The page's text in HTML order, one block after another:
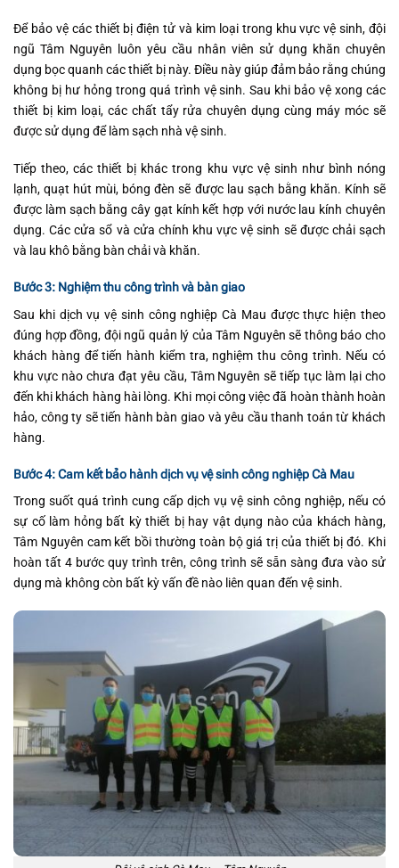
Để bảo vệ các thiết bị điện tử và kim loại trong khu vực vệ sinh, đội
ngũ Tâm Nguyên luôn yêu cầu nhân viên sử dụng khăn chuyên
dụng bọc quanh các thiết bị này. Điều này giúp đảm bảo rằng chúng
không bị hư hỏng trong quá trình vệ sinh. Sau khi bảo vệ xong các
thiết bị kim loại, các chất tẩy rửa chuyên dụng cùng máy móc sẽ
được sử dụng để làm sạch nhà vệ sinh.
Tiếp theo, các thiết bị khác trong khu vực vệ sinh như bình nóng
lạnh, quạt hút mùi, bóng đèn sẽ được lau sạch bằng khăn. Kính sẽ
được làm sạch bằng cây gạt kính kết hợp với nước lau kính chuyên
dụng. Các cửa sổ và cửa chính khu vực vệ sinh sẽ được chải sạch
và lau khô bằng bàn chải và khăn.
Bước 3: Nghiệm thu công trình và bàn giao
Sau khi dịch vụ vệ sinh công nghiệp Cà Mau được thực hiện theo
đúng hợp đồng, đội ngũ quản lý của Tâm Nguyên sẽ thông báo cho
khách hàng để tiến hành kiểm tra, nghiệm thu công trình. Nếu có
khu vực nào chưa đạt yêu cầu, Tâm Nguyên sẽ tiếp tục làm lại cho
đến khi khách hàng hài lòng. Khi mọi công việc đã hoàn thành hoàn
hảo, công ty sẽ tiến hành bàn giao và yêu cầu thanh toán từ khách
hàng.
Bước 4: Cam kết bảo hành dịch vụ vệ sinh công nghiệp Cà Mau
Trong suốt quá trình cung cấp dịch vụ vệ sinh công nghiệp, nếu có
sự cố làm hỏng bất kỳ thiết bị hay vật dụng nào của khách hàng,
Tâm Nguyên cam kết bồi thường toàn bộ giá trị của thiết bị đó. Khi
hoàn tất 4 bước quy trình trên, công trình sẽ sẵn sàng đưa vào sử
dụng mà không còn bất kỳ vấn đề nào liên quan đến vệ sinh.